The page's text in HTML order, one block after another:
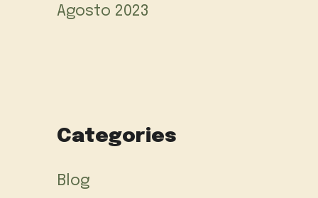
Agosto 2023
Categories
Blog